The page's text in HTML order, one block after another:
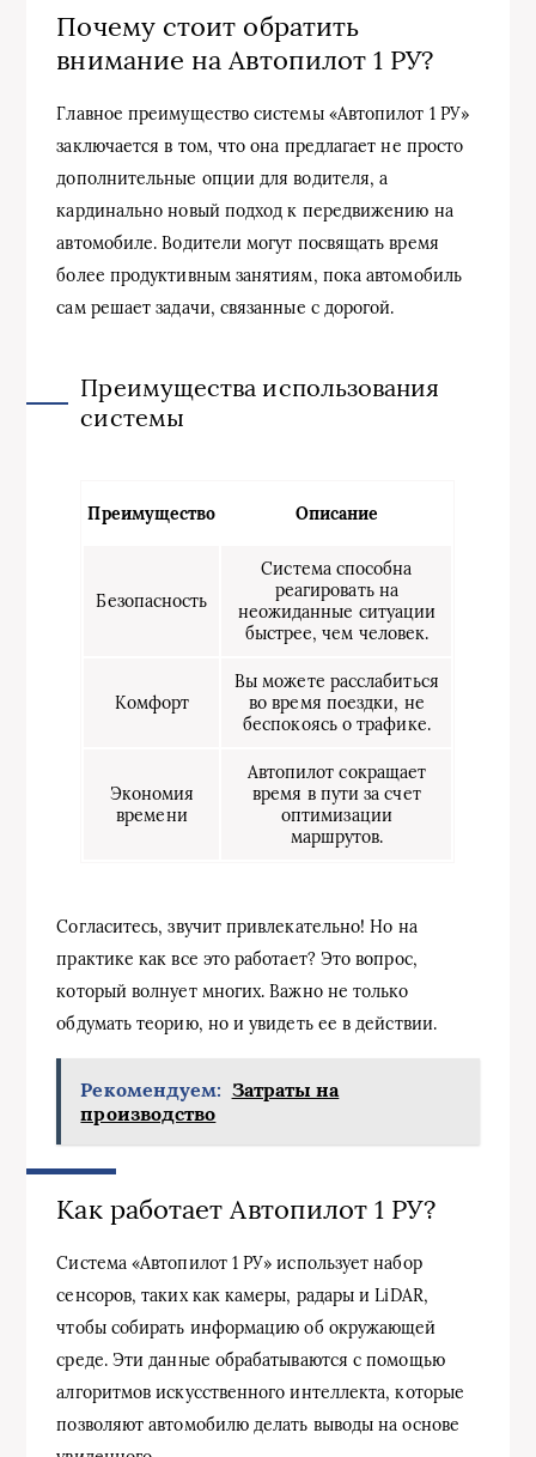
Почему стоит обратить
внимание на Автопилот 1 РУ?
Главное преимущество системы «Автопилот 1 РУ»
заключается в том, что она предлагает не просто
дополнительные опции для водителя, а
кардинально новый подход к передвижению на
автомобиле. Водители могут посвящать время
более продуктивным занятиям, пока автомобиль
сам решает задачи, связанные с дорогой.
Преимущества использования
системы
Преимущество Описание
Безопасность
Система способна
реагировать на
неожиданные ситуации
быстрее, чем человек.
Комфорт
Вы можете расслабиться
во время поездки, не
беспокоясь о трафике.
Экономия
времени
Автопилот сокращает
время в пути за счет
оптимизации
маршрутов.
Согласитесь, звучит привлекательно! Но на
практике как все это работает? Это вопрос,
который волнует многих. Важно не только
обдумать теорию, но и увидеть ее в действии.
Рекомендуем: Затраты на
производство
Как работает Автопилот 1 РУ?
Система «Автопилот 1 РУ» использует набор
сенсоров, таких как камеры, радары и LiDAR,
чтобы собирать информацию об окружающей
среде. Эти данные обрабатываются с помощью
алгоритмов искусственного интеллекта, которые
позволяют автомобилю делать выводы на основе